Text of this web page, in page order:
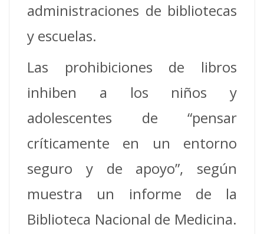
administraciones de bibliotecas
y escuelas.
Las prohibiciones de libros
inhiben a los niños y
adolescentes de “pensar
críticamente en un entorno
seguro y de apoyo”, según
muestra un informe de la
Biblioteca Nacional de Medicina.